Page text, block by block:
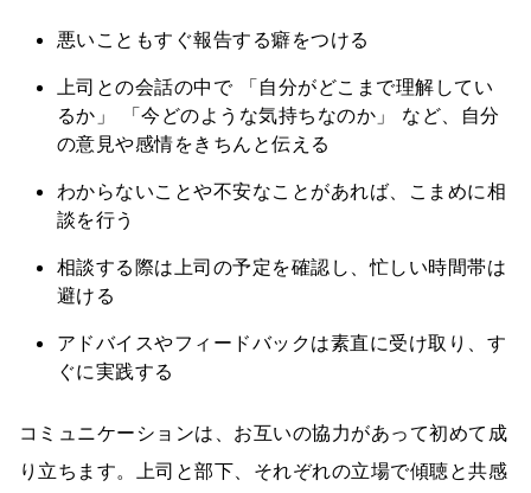
悪いこともすぐ報告する癖をつける
上司との会話の中で 「自分がどこまで理解してい
るか」 「今どのような気持ちなのか」 など、自分
の意見や感情をきちんと伝える
わからないことや不安なことがあれば、こまめに相
談を行う
相談する際は上司の予定を確認し、忙しい時間帯は
避ける
アドバイスやフィードバックは素直に受け取り、す
ぐに実践する
コミュニケーションは、お互いの協力があって初めて成
り立ちます。上司と部下、それぞれの立場で傾聴と共感